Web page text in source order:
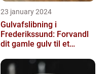
23 january 2024
Gulvafslibning i
Frederikssund: Forvandl
dit gamle gulv til et